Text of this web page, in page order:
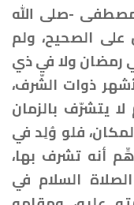
-صلى الله
الصحيح، ولم
رمضان ولا في ذي
ذوات الشّرف،
يتشرّف بالزمان
فلو وُلِد في
أنه تشرف بها،
السلام في